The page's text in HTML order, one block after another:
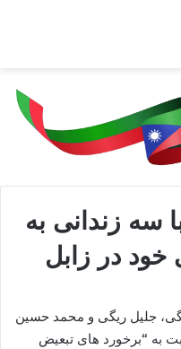
سه زندانی به
خود در زابل
جلیل ریگی و محمد حسین
به “برخورد های تبعیض